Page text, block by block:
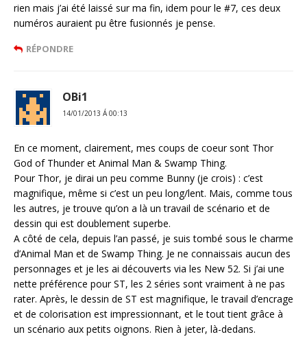
rien mais j’ai été laissé sur ma fin, idem pour le #7, ces deux
numéros auraient pu être fusionnés je pense.
RÉPONDRE
OBi1
14/01/2013 Á 00:13
En ce moment, clairement, mes coups de coeur sont Thor
God of Thunder et Animal Man & Swamp Thing.
Pour Thor, je dirai un peu comme Bunny (je crois) : c’est
magnifique, même si c’est un peu long/lent. Mais, comme tous
les autres, je trouve qu’on a là un travail de scénario et de
dessin qui est doublement superbe.
A côté de cela, depuis l’an passé, je suis tombé sous le charme
d’Animal Man et de Swamp Thing. Je ne connaissais aucun des
personnages et je les ai découverts via les New 52. Si j’ai une
nette préférence pour ST, les 2 séries sont vraiment à ne pas
rater. Après, le dessin de ST est magnifique, le travail d’encrage
et de colorisation est impressionnant, et le tout tient grâce à
un scénario aux petits oignons. Rien à jeter, là-dedans.